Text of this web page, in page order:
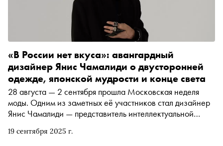
19 сентября 2025 г.
«В России нет вкуса»: авангардный
дизайнер Янис Чамалиди о двусторонней
одежде, японской мудрости и конце света
28 августа — 2 сентября прошла Московская неделя
моды. Одним из заметных её участников стал дизайнер
Янис Чамалиди — представитель интеллектуальной
Эрмитажа. Он представил новую коллекцию LUMEN IN